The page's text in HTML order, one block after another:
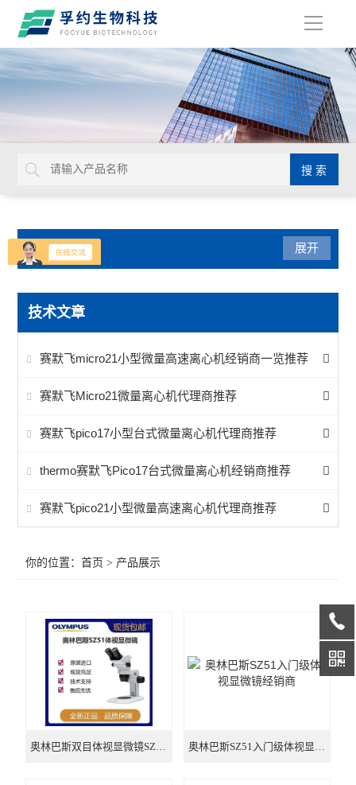
导
产品分类
光学仪器
生命科学
展开
技术文章
赛默飞micro21小型微量高速离心机经销商一览推荐
赛默飞Micro21微量离心机代理商推荐
赛默飞pico17小型台式微量离心机代理商推荐
thermo赛默飞Pico17台式微量离心机经销商推荐
赛默飞pico21小型微量高速离心机代理商推荐
你的位置：首页 > 产品展示
奥林巴斯双目体视显微镜SZ51厂家直销 奥林巴斯SZ51入门级体视显微镜经销商